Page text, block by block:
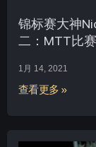
锦标赛大神
二：MTT比
1月 14, 2021
查看更多 »